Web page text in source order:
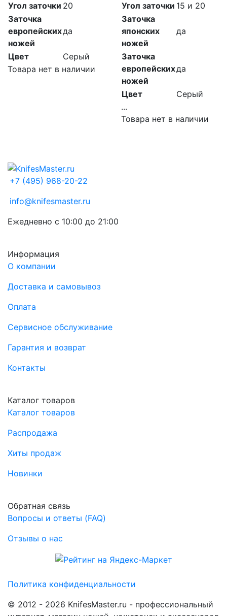
Угол заточки 20
Заточка
европейских
ножей
да
Цвет
Серый
Товара нет в наличии
Угол заточки 15 и 20
Заточка
японских
ножей
да
Заточка
европейских
ножей
да
Цвет
Серый
...
Товара нет в наличии
+7 (495) 968-20-22
info@knifesmaster.ru
Ежедневно с 10:00 до 21:00
Информация
О компании
Доставка и самовывоз
Оплата
Сервисное обслуживание
Гарантия и возврат
Контакты
Каталог товаров
Каталог товаров
Распродажа
Хиты продаж
Новинки
Обратная связь
Вопросы и ответы (FAQ)
Отзывы о нас
Политика конфиденциальности
© 2012 - 2026 KnifesMaster.ru - профессиональный